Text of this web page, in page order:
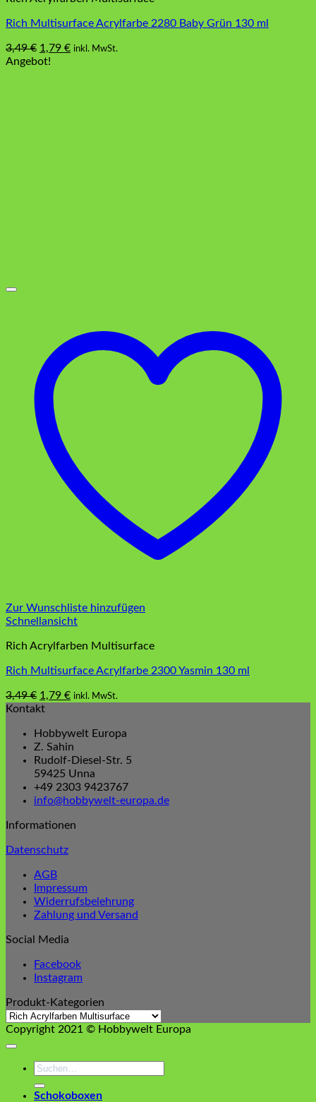
Rich Multisurface Acrylfarbe 2280 Baby Grün 130 ml
3,49€ Ursprünglicher
Preis
1,79 €Aktueller
inkl. MwSt.
Angebot!
Zur Wunschliste hinzufügen
Schnellansicht
Rich Acrylfarben Multisurface
Rich Multisurface Acrylfarbe 2300 Yasmin 130 ml
3,49€ Ursprünglicher
Preis
3,49 €
1,79 €Aktueller
1,79 €.
inkl. MwSt.
Kontakt
Hobbywelt Europa
Z. Sahin
Rudolf-Diesel-Str. 5
59425 Unna
+49 2303 9423767
info@hobbywelt-europa.de
Informationen
Datenschutz
AGB
Impressum
Widerrufsbelehrung
Zahlung und Versand
Social Media
Facebook
Instagram
Produkt-Kategorien
Copyright 2021 © Hobbywelt Europa
Suchen
Schokoboxen